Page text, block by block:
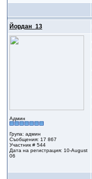
Йордан_13
Админ
Група: админ
Съобщения: 17 867
Участник # 544
Дата на регистрация: 10-August
06